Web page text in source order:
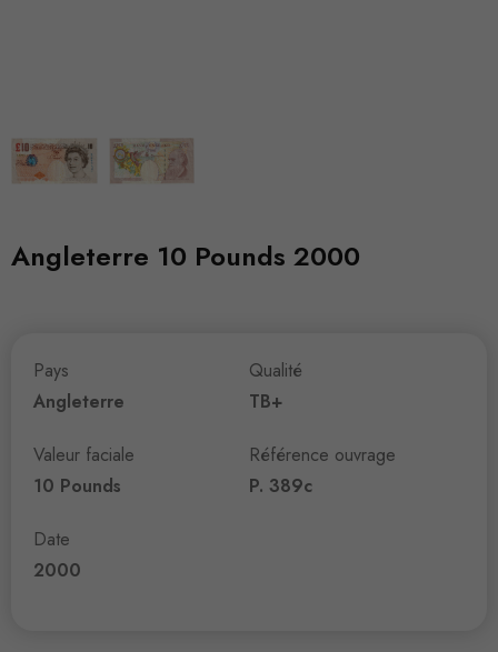
Angleterre 10 Pounds 2000
Pays
Angleterre
Valeur faciale
10 Pounds
Date
2000
Qualité
TB+
Référence ouvrage
P. 389c